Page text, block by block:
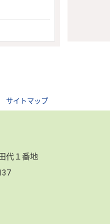
サイトマップ
代１番地